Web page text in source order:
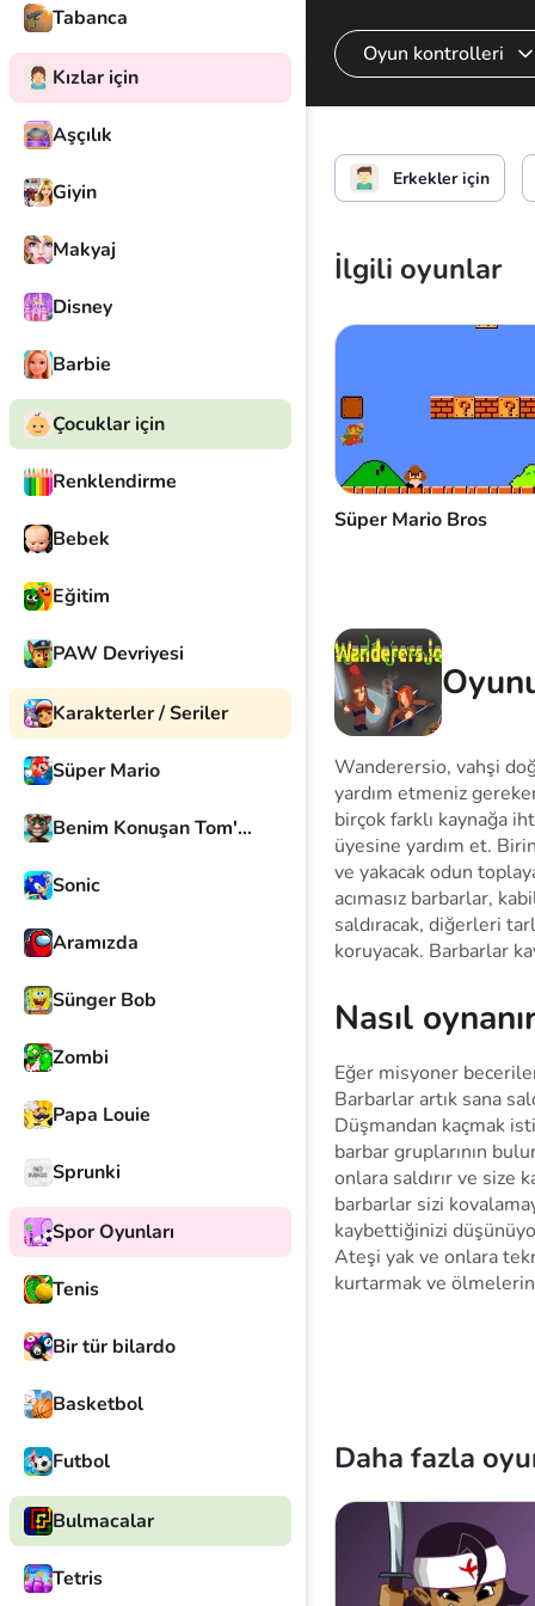
Tabanca
Kızlar için
Aşçılık
Giyin
Makyaj
Disney
Barbie
Çocuklar için
Renklendirme
Bebek
Eğitim
PAW Devriyesi
Karakterler / Seriler
Süper Mario
Benim Konuşan Tom'um
Sonic
Aramızda
Sünger Bob
Zombi
Papa Louie
Sprunki
Spor Oyunları
Tenis
Bir tür bilardo
Basketbol
Futbol
Bulmacalar
Tetris
Oyun kontrolleri
Eylem
Erkekler için
İlgili oyunlar
Süper Mario Bros
Wanderersio, vahşi
yardım etmeniz
birçok farklı kaynağa
üyesine yardım et.
ve yakacak odun
acımasız barbarlar,
saldıracak, diğerleri
koruyacak. Barbarlar
Nasıl
Eğer misyoner
Barbarlar artık sana
Düşmandan kaçmak
barbar gruplarının
onlara saldırır ve size
barbarlar sizi
kaybettiğinizi
Ateşi yak ve onlara
kurtarmak ve
Daha fazla